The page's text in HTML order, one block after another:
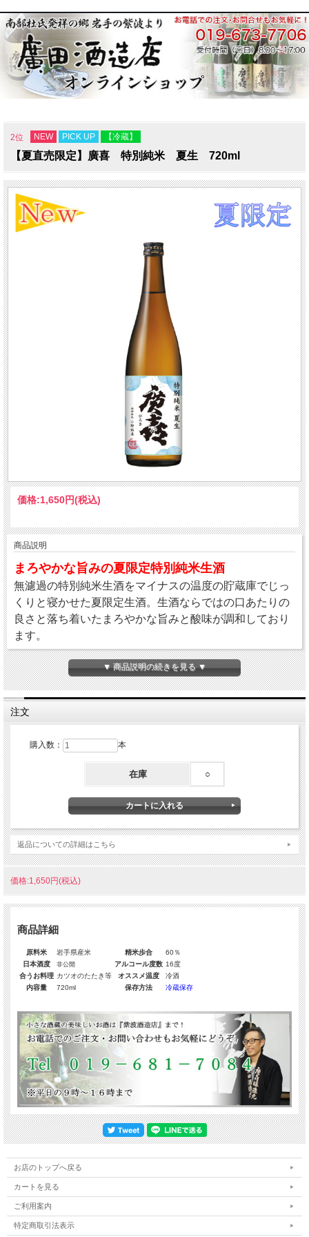
2位 NEW PICK UP 【冷蔵】
【夏直売限定】廣喜 特別純米 夏生 720ml
価格:1,650円(税込)
商品説明
まろやかな旨みの夏限定特別純米生酒
無濾過の特別純米生酒をマイナスの温度の貯蔵庫でじっ
くりと寝かせた夏限定生酒。生酒ならではの口あたりの
良さと落ち着いたまろやかな旨みと酸味が調和しており
ます。
▼ 商品説明の続きを見る ▼
注文
購入数： 本
在庫 ○
返品についての詳細はこちら
価格:1,650円(税込)
商品詳細
原料米 岩手県産米 精米歩合
60％
日本酒度
非公開 アルコール度数 16度
合うお料理 カツオのたたき等 オススメ温度
冷酒
内容量
720ml 保存方法 冷蔵保存
お店のトップへ戻る
カートを見る
ご利用案内
特定商取引法表示